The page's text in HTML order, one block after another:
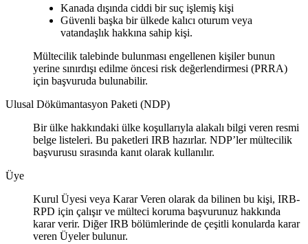
Kanada dışında ciddi bir suç işlemiş kişi
Güvenli başka bir ülkede kalıcı oturum veya
vatandaşlık hakkına sahip kişi.
Mültecilik talebinde bulunması engellenen kişiler bunun
yerine sınırdışı edilme öncesi risk değerlendirmesi (PRRA)
için başvuruda bulunabilir.
Ulusal Dökümantasyon Paketi (NDP)
Bir ülke hakkındaki ülke koşullarıyla alakalı bilgi veren resmi
belge listeleri. Bu paketleri IRB hazırlar. NDP’ler mültecilik
başvurusu sırasında kanıt olarak kullanılır.
Üye
Kurul Üyesi veya Karar Veren olarak da bilinen bu kişi, IRB-
RPD için çalışır ve mülteci koruma başvurunuz hakkında
karar verir. Diğer IRB bölümlerinde de çeşitli konularda karar
veren Üyeler bulunur.